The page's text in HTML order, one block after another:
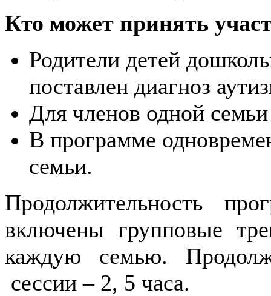
Кто может принять
Родители детей
поставлен диагноз
Для членов одной
В программе
семьи.
Продолжительность
включены групповые
каждую семью.
сессии – 2, 5 часа.